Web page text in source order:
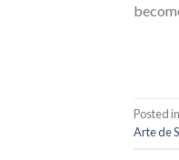
Posted in
Arte de